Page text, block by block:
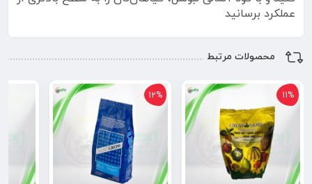
عملکرد برسانید
محصولات مرتبط
11%
12%